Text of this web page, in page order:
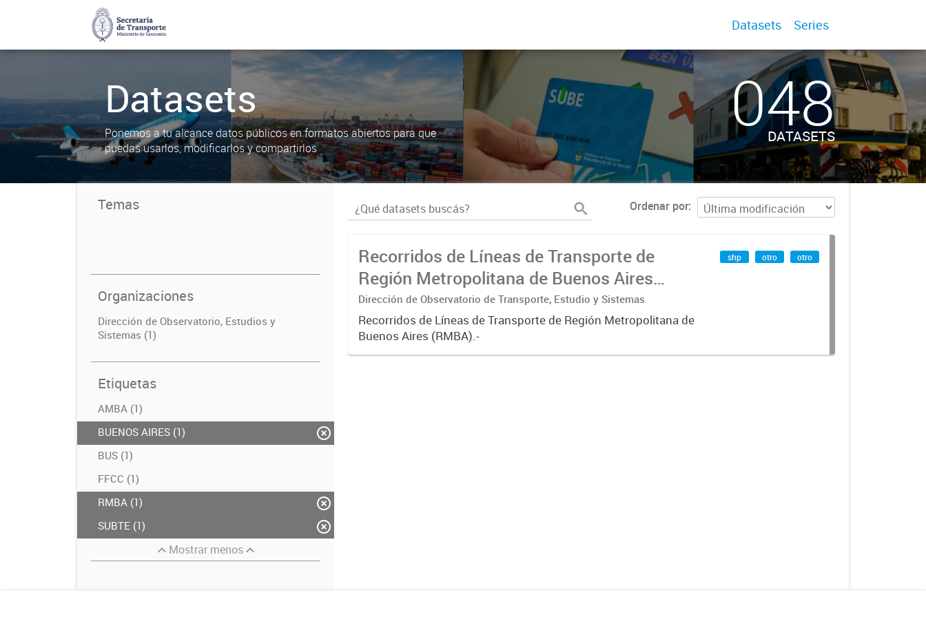
Datasets Series
Datasets
Ponemos a tu alcance datos públicos en formatos abiertos para que
puedas usarlos, modificarlos y compartirlos
048
DATASETS
Temas
Organizaciones
Dirección de Observatorio, Estudios y
Sistemas (1)
Etiquetas
AMBA (1)
BUENOS AIRES (1)
BUS (1)
FFCC (1)
RMBA (1)
SUBTE (1)
Mostrar menos
Ordenar por
Recorridos de Líneas de Transporte de
Región Metropolitana de Buenos Aires
(RMBA)
Dirección de Observatorio de Transporte, Estudio y Sistemas
Recorridos de Líneas de Transporte de Región Metropolitana de
Buenos Aires (RMBA).-
shp otro otro